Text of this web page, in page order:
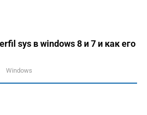
sys в windows 8 и 7 и как его
Windows